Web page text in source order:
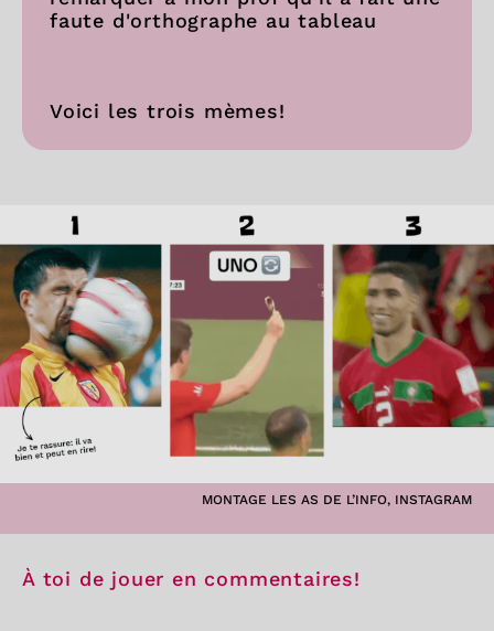
faute d'orthographe au tableau
Voici les trois mèmes!
MONTAGE LES AS DE L’INFO, INSTAGRAM
À toi de jouer en commentaires!